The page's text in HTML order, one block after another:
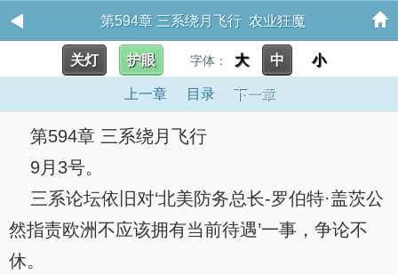
第594章 三系绕月飞行 农业狂魔
关灯 护眼 字体： 大 中 小
上一章 目录 下一章
第594章 三系绕月飞行
9月3号。
三系论坛依旧对‘北美防务总长-罗伯特·盖茨公
然指责欧洲不应该拥有当前待遇’一事，争论不
休。